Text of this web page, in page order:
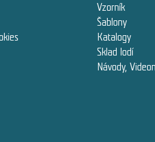
Vzorník
Šablony
Katalogy
Sklad lodí
Návody,